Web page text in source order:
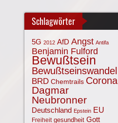
Schlagwörter
5G 2012 AfD Angst Antifa
Benjamin Fulford
Bewußtsein
Bewußtseinswandel
BRD Chemtrails Corona
Dagmar
Neubronner
Deutschland Epstein EU
Freiheit gesundheit Gott